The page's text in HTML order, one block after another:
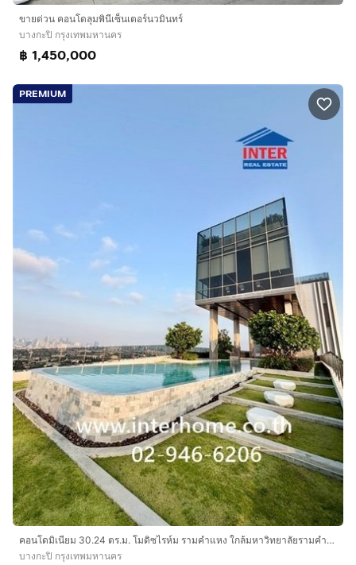
ขายด่วน คอนโดลุมพินีเซ็นเตอร์นวมินทร์
บางกะปิ กรุงเทพมหานคร
฿ 1,450,000
PREMIUM
คอนโดมิเนียม 30.24 ตร.ม. โมดิซไรห์ม รามคำแหง ใกล้มหาวิทยาลัยรามคำแหง ถนนรามคำแหง เขตบางกะปิ กรุงเทพมหานคร
บางกะปิ กรุงเทพมหานคร